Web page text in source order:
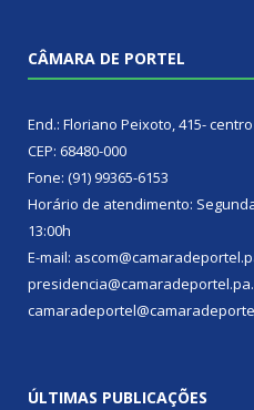
CÂMARA DE PORTEL
End.: Floriano Peixoto, 415- centro
CEP: 68480-000
Fone: (91) 99365-6153
Horário de atendimento:
13:00h
E-mail:
ÚLTIMAS PUBLICAÇÕES